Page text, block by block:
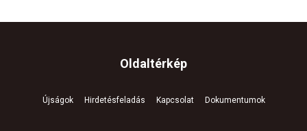
Oldaltérkép
Újságok Hirdetésfeladás Kapcsolat Dokumentumok